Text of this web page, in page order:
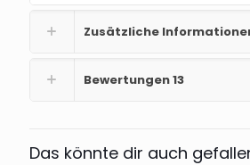
Zusätzliche
Bewertungen13
Das könnte dir auch